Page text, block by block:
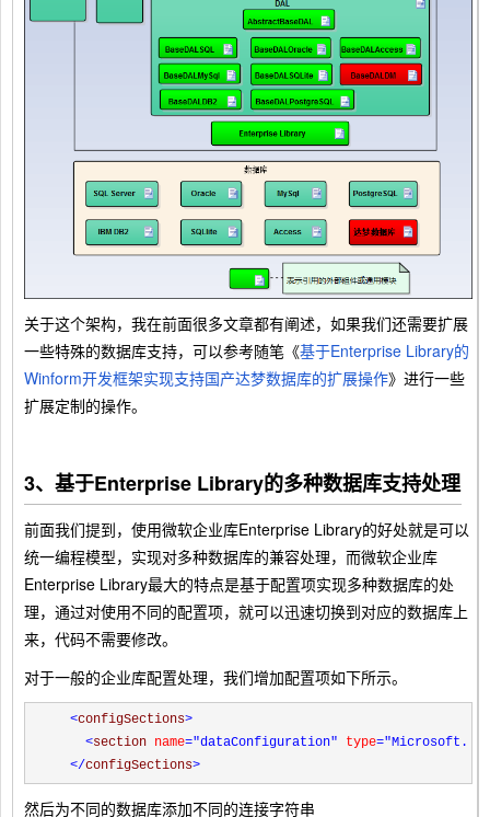
关于这个架构，我在前面很多文章都有阐述，如果我们还需要扩展
一些特殊的数据库支持，可以参考随笔《基于Enterprise Library的
Winform开发框架实现支持国产达梦数据库的扩展操作》进行一些
扩展定制的操作。
3、基于Enterprise Library的多种数据库支持处理
前面我们提到，使用微软企业库Enterprise Library的好处就是可以
统一编程模型，实现对多种数据库的兼容处理，而微软企业库
Enterprise Library最大的特点是基于配置项实现多种数据库的处
理，通过对使用不同的配置项，就可以迅速切换到对应的数据库上
来，代码不需要修改。
对于一般的企业库配置处理，我们增加配置项如下所示。
<configSections>
<section name="dataConfiguration" type
</configSections>
然后为不同的数据库添加不同的连接字符串